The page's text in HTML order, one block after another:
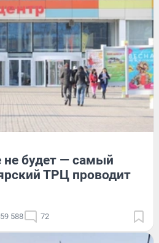
будет — самый
ТРЦ проводит
59 588 72